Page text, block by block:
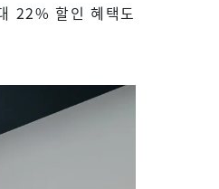
22% 할인 혜택도